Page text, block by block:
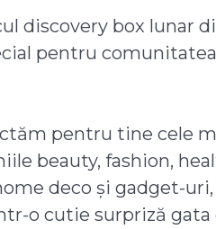
discovery box lunar
pentru comunitatea
pentru tine cele
beauty, fashion,
deco și gadget-uri,
o cutie surpriză gata